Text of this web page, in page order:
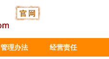
管理办法 经营责任